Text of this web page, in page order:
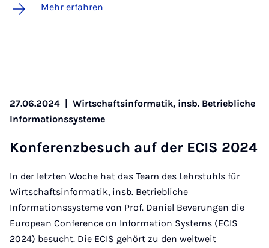
Mehr erfahren
27.06.2024 | Wirtschaftsinformatik, insb. Betriebliche
Informationssysteme
Kon­fe­renz­be­such auf der ECIS 2024
In der letzten Woche hat das Team des Lehrstuhls für
Wirtschaftsinformatik, insb. Betriebliche
Informationssysteme von Prof. Daniel Beverungen die
European Conference on Information Systems (ECIS
2024) besucht. Die ECIS gehört zu den weltweit